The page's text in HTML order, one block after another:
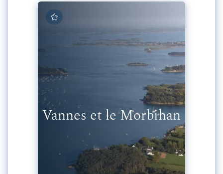
Vannes et le Morbihan